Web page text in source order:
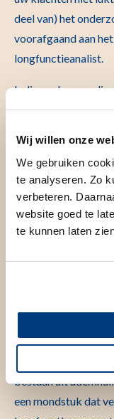
Wij willen onze
We gebruiken
te analyseren. Zo
verbeteren.
website goed te
te kunnen laten
deel van) het
voorafgaand aan
longfunctieanalist.
Indien u deze
het de bedoeling
uw medicatie.
Neemt u bij twijfel
Het
metingen waarmee
bestaan uit
een mondstuk dat